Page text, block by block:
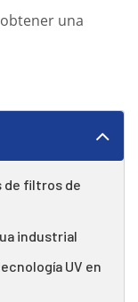
una
de filtros de
industrial
UV en